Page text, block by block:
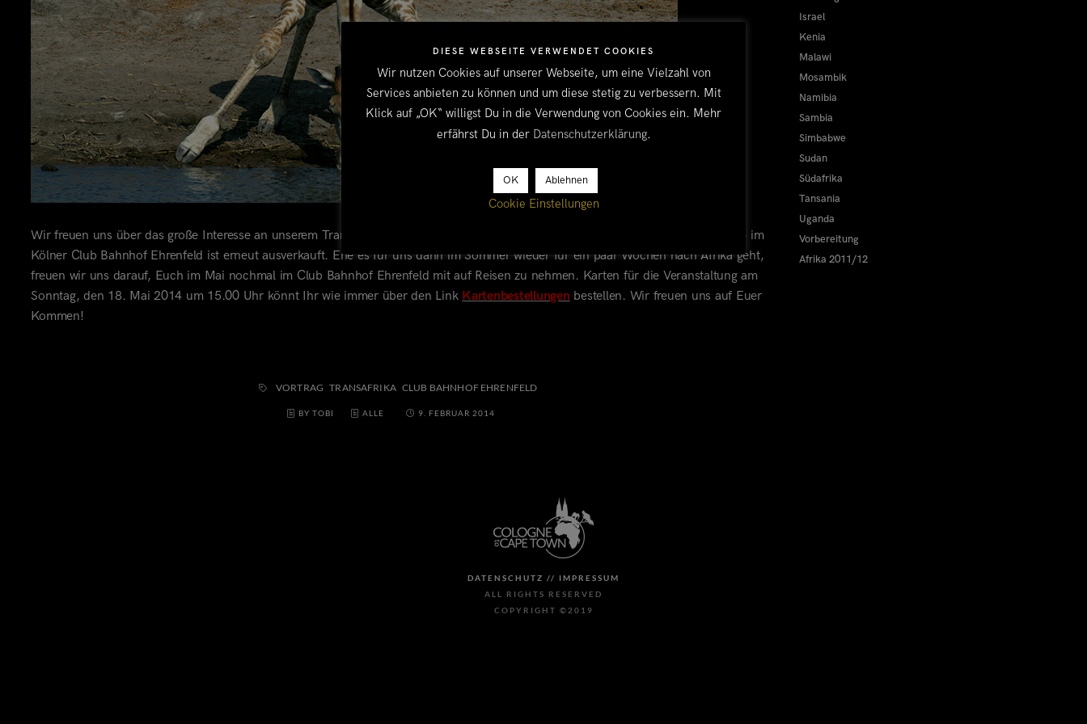
Wir freuen uns über das große Interesse an unserem Transafrika Vortrag! Unsere Veranstaltung am Sonntag, den 16. Februar 2014 im
Kölner Club Bahnhof Ehrenfeld ist erneut ausverkauft. Ehe es für uns dann im Sommer wieder für ein paar Wochen nach Afrika geht,
freuen wir uns darauf, Euch im Mai nochmal im Club Bahnhof Ehrenfeld mit auf Reisen zu nehmen. Karten für die Veranstaltung am
Sonntag, den 18. Mai 2014 um 15.00 Uhr könnt Ihr wie immer überden Link Kartenbestellungen bestellen. Wir freuen uns auf Euer
Kommen!
VORTRAG TRANSAFRIKA CLUB BAHNHOF EHRENFELD
BY TOBI ALLE 9. FEBRUAR 2014
Israel
Kenia
Malawi
Mosambik
Namibia
Sambia
Simbabwe
Sudan
Südafrika
Tansania
Uganda
Vorbereitung
Afrika 2011/12
DATENSCHUTZ // IMPRESSUM
ALL RIGHTS RESERVED
COPYRIGHT ©2019
DIESE WEBSEITE VERWENDET COOKIES
Wir nutzen Cookies auf unserer Webseite, um eine Vielzahl von
Services anbieten zu können und um diese stetig zu verbessern. Mit
Klick auf „OK“ willigst Du in die Verwendung von Cookies ein. Mehr
erfährst Du in der Datenschutzerklärung.
OK Ablehnen
Cookie Einstellungen